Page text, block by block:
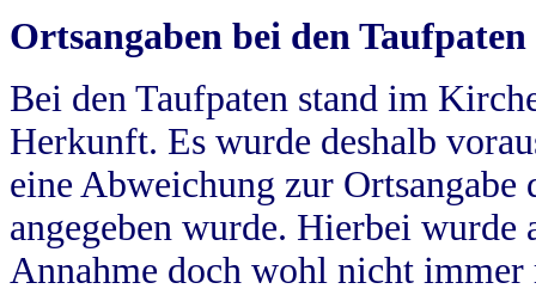
Ortsangaben bei den Taufpaten
Bei den Taufpaten stand im
Herkunft. Es wurde deshalb
eine Abweichung zur
angegeben wurde. Hierbei wurde
Annahme doch wohl nicht